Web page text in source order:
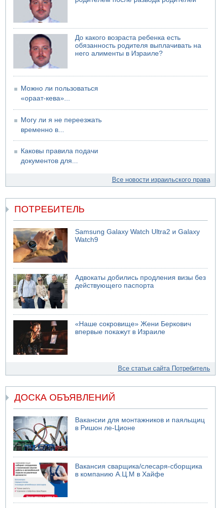
06.08.2026 12:06
США не будут давить на Израиль в вопросе Ливана
06.08.2026 11:41
Трое подростков ограбили сексшоп в Холоне
До какого возраста ребенка есть
обязанность родителя выплачивать на
него алименты в Израиле?
Можно ли пользоваться
«ораат-кева»...
Могу ли я не переезжать
временно в...
Каковы правила подачи
документов для...
Все новости израильского права
ПОТРЕБИТЕЛЬ
Samsung Galaxy Watch Ultra2 и Galaxy
Watch9
Адвокаты добились продления визы без
действующего паспорта
«Наше сокровище» Жени Беркович
впервые покажут в Израиле
Все статьи сайта Потребитель
ДОСКА ОБЪЯВЛЕНИЙ
Вакансии для монтажников и паяльщиц
в Ришон ле-Ционе
Вакансия сварщика/слесаря-сборщика
в компанию А.Ц.М в Хайфе